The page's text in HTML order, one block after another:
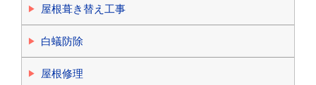
屋根葺き替え工事
白蟻防除
屋根修理